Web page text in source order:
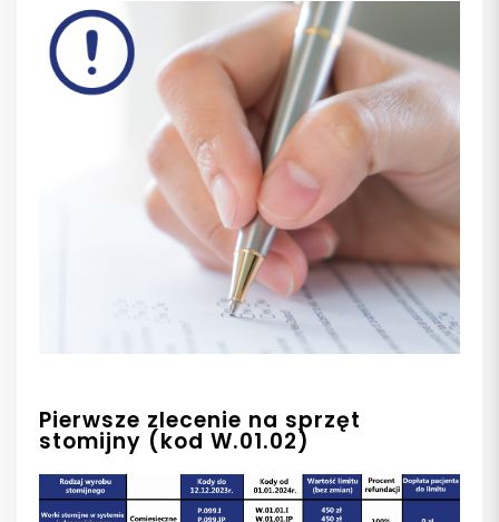
Pierwsze zlecenie na sprzęt
stomijny (kod W.01.02)